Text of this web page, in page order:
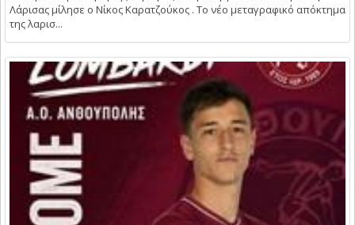
Λάρισας μίλησε ο Νίκος Καρατζούκος . Το νέο μεταγραφικό απόκτημα
της λαρισ...